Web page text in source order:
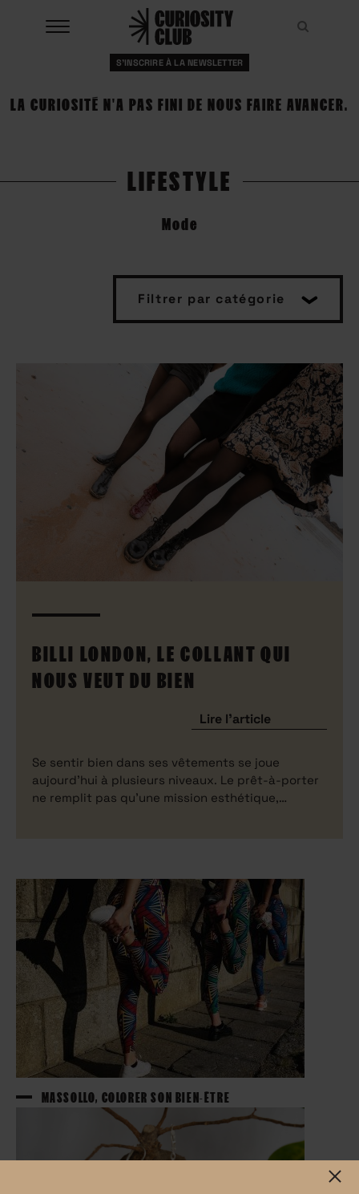
S'INSCRIRE À LA NEWSLETTER
LA CURIOSITÉ N'A PAS FINI DE NOUS FAIRE AVANCER.
LIFESTYLE
Mode
Filtrer par catégorie
BILLI LONDON, LE COLLANT QUI
NOUS VEUT DU BIEN
Lire l'article
Se sentir bien dans ses vêtements se joue
aujourd’hui à plusieurs niveaux. Le prêt-à-porter
ne remplit pas qu’une mission esthétique,…
MASSOLLO, COLORER SON BIEN-ÊTRE